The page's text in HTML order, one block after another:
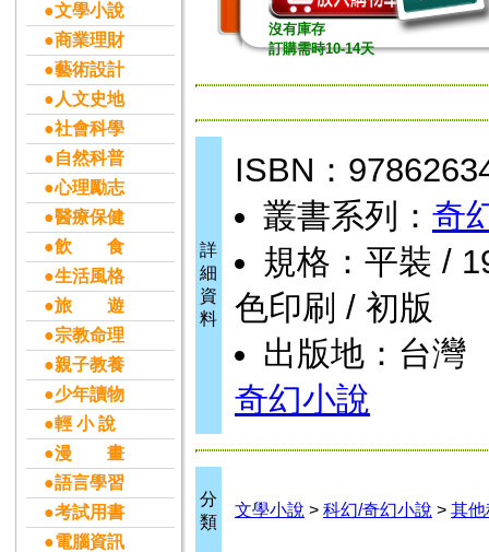
●文學小說
●商業理財
●藝術設計
●人文史地
●社會科學
●自然科普
●心理勵志
●醫療保健
●飲 食
●生活風格
●旅 遊
●宗教命理
●親子教養
●少年讀物
●輕 小 說
●漫 畫
●語言學習
●考試用書
●電腦資訊
沒有庫存
訂購需時10-14天
詳
細
資
料
ISBN：
叢書系列： 奇
規格：平裝 /
色印刷 / 初版
出版地：台灣
奇幻小說
分
類
文學小說 > 科幻/奇幻小說 > 其